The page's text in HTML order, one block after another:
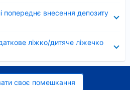
попереднє внесення депозиту
ліжко/дитяче ліжечко
своє помешкання